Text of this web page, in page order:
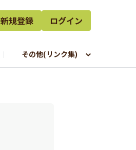
新規登録 ログイン
その他(リンク集)